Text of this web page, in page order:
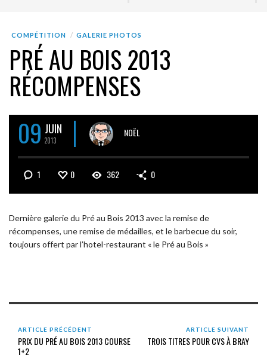
COMPÉTITION GALERIE PHOTOS
PRÉ AU BOIS 2013
RÉCOMPENSES
09 JUIN
2013
NOËL
1 0 362 0
Dernière galerie du Pré au Bois 2013 avec la remise de
récompenses, une remise de médailles, et le barbecue du soir,
toujours offert par l’hotel-restaurant « le Pré au Bois »
ARTICLE PRÉCÉDENT
PRIX DU PRÉ AU BOIS 2013 COURSE
1+2
ARTICLE SUIVANT
TROIS TITRES POUR CVS À BRAY